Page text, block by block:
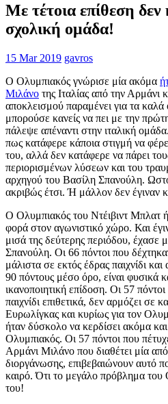
Με τέτοια επίθεση δεν
σχολική ομάδα!
15 Mar 2019 gavros
Ο Ολυμπιακός γνώρισε μία ακόμα
Μιλάνο της Ιταλίας από την Αρμάνι
αποκλεισμού παραμένει για τα
μπορούσε κανείς να πει με την
πάλεψε απέναντι στην ιταλική
πως κατάφερε κάποια στιγμή να
του, αλλά δεν κατάφερε να πάρει
περιορισμένων λύσεων και του
αρχηγού του Βασίλη Σπανούλη.
ακριβώς έτσι. Ή μάλλον δεν έγιναν
Ο Ολυμπιακός του Ντέιβιντ Μπλατ
φορά στον αγωνιστικό χώρο. Και
μισά της δεύτερης περιόδου, έχασε
Σπανούλη. Οι 66 πόντοι που
μάλιστα σε εκτός έδρας παιχνίδι
90 πόντους μέσο όρο, είναι φυσικά
ικανοποιητική επίδοση. Οι 57
παιχνίδι επιθετικά, δεν αρμόζει σε
Ευρωλίγκας και κυρίως για τον
ήταν δύσκολο να κερδίσει ακόμα
Ολυμπιακός. Οι 57 πόντοι που
Αρμάνι Μιλάνο που διαθέτει μία από
διοργάνωσης, επιβεβαιώνουν αυτό
καιρό. Ότι το μεγάλο πρόβλημα του
του!